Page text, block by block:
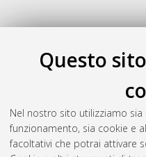
Questo
Nel nostro sito utilizziamo
funzionamento, sia cookie e
facoltativi che potrai attivare
31
Schiaroli, Nicola (2019)
Steam and Dry Reforming of
Alma Mater Studiorum
ricerca inChimica, 31 Ciclo.
10.48676/unibo/